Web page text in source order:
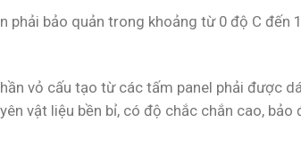
bảo quản trong khoảng từ 0 độ C đến
vỏ cấu tạo từ các tấm panel phải được
vật liệu bền bỉ, có độ chắc chắn cao, bảo